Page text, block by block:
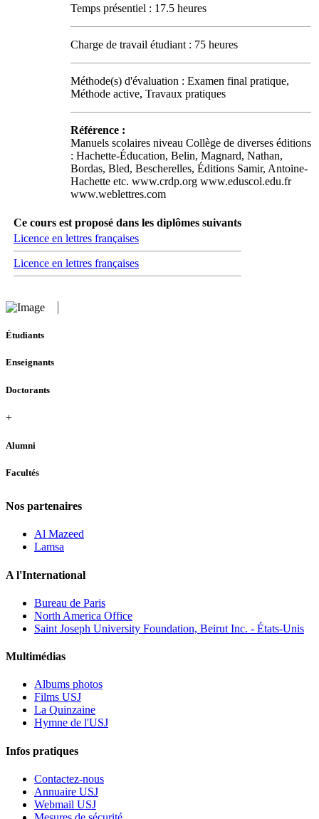
Temps présentiel : 17.5 heures
Charge de travail étudiant : 75 heures
Méthode(s) d'évaluation : Examen final pratique,
Méthode active, Travaux pratiques
Référence :
Manuels scolaires niveau Collège de diverses éditions
: Hachette-Éducation, Belin, Magnard, Nathan,
Bordas, Bled, Bescherelles, Éditions Samir, Antoine-
Hachette etc. www.crdp.org www.eduscol.edu.fr
www.weblettres.com
Ce cours est proposé dans les diplômes suivants
Licence en lettres françaises
Licence en lettres françaises
Étudiants
Enseignants
Doctorants
+
Alumni
Facultés
Nos partenaires
Al Mazeed
Lamsa
A l'International
Bureau de Paris
North America Office
Saint Joseph University Foundation, Beirut Inc. - États-Unis
Multimédias
Albums photos
Films USJ
La Quinzaine
Hymne de l'USJ
Infos pratiques
Contactez-nous
Annuaire USJ
Webmail USJ